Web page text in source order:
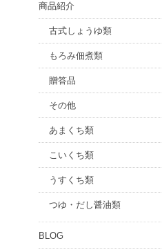
商品紹介
古式しょうゆ類
もろみ佃煮類
贈答品
その他
あまくち類
こいくち類
うすくち類
つゆ・だし醤油類
BLOG